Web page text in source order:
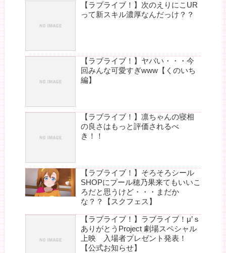
【ラブライブ！】次のえりにこUR
って新スキル濃厚なんだっけ？？
【ラブライブ！】ヤバい・・・今
回みんな可愛すぎwww【くのいち
編】
【ラブライブ！】凛ちゃんの寝相
の良さはもっと評価されるべ
き！！
【ラブライブ！】そろそろシール
SHOPにプール穂乃果来てもいいこ
ろだと思うけど・・・まだか
な？？【スクフェス】
【ラブライブ！】ラブライブ！μ’ｓ
ありがとうProject 劇場スペシャル
上映 入場者プレゼント発表！
【公式お知らせ】